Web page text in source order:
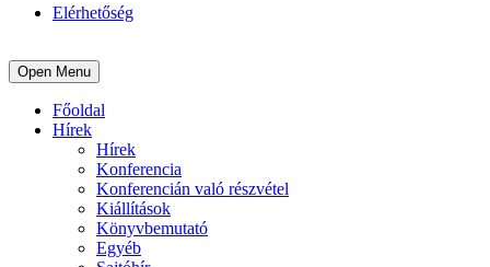
Elérhetőség
Open Menu
Főoldal
Hírek
Hírek
Konferencia
Konferencián való részvétel
Kiállítások
Könyvbemutató
Egyéb